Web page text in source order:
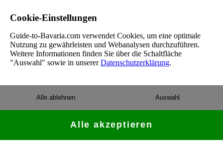
Cookie-Einstellungen
Guide-to-Bavaria.com verwendet Cookies, um eine optimale
Nutzung zu gewährleisten und Webanalysen durchzuführen.
Weitere Informationen finden Sie über die Schaltfläche
"Auswahl" sowie in unsererDatenschutzerklärung.
Auswahl
Alle ablehnen
Alle akzeptieren